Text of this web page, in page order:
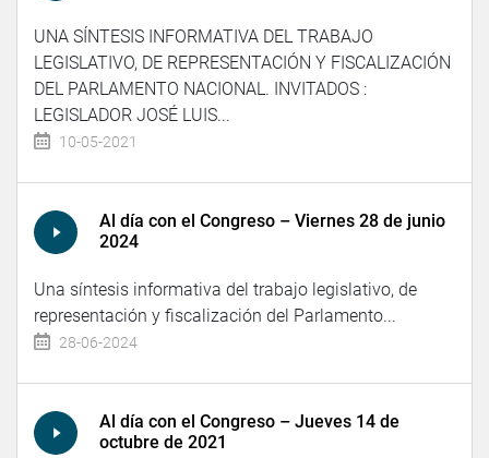
UNA SÍNTESIS INFORMATIVA DEL TRABAJO
LEGISLATIVO, DE REPRESENTACIÓN Y FISCALIZACIÓN
DEL PARLAMENTO NACIONAL. INVITADOS :
LEGISLADOR JOSÉ LUIS...
10-05-2021
Al día con el Congreso – Viernes 28 de junio
2024
Una síntesis informativa del trabajo legislativo, de
representación y fiscalización del Parlamento...
28-06-2024
Al día con el Congreso – Jueves 14 de
octubre de 2021